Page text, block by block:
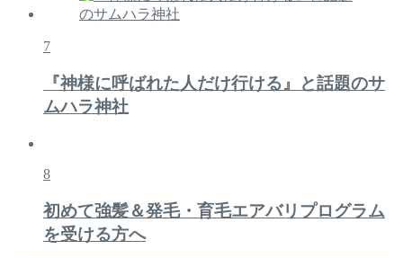
7
『神様に呼ばれた人だけ行ける』と話題のサ
ムハラ神社
8
初めて強髪＆発毛・育毛エアバリプログラム
を受ける方へ